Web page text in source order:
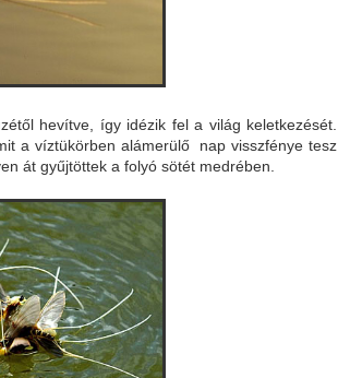
hevítve, így idézik fel a világ keletkezését.
a víztükörben alámerülő nap visszfénye tesz
át gyűjtöttek a folyó sötét medrében.